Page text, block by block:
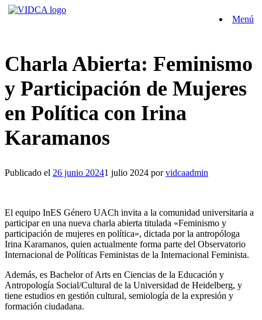
Saltar
Menú
Charla Abierta: Feminismo
y Participación de Mujeres
en Política con Irina
Karamanos
Publicado el 26 junio 20241 julio 2024 porvidcaadmin
El equipo InES Género UACh invita a la comunidad universitaria a
participar en una nueva charla abierta titulada «Feminismo y
participación de mujeres en política», dictada por la antropóloga
Irina Karamanos, quien actualmente forma parte del Observatorio
Internacional de Políticas Feministas de la Internacional Feminista.
Además, es Bachelor of Arts en Ciencias de la Educación y
Antropología Social/Cultural de la Universidad de Heidelberg, y
tiene estudios en gestión cultural, semiología de la expresión y
formación ciudadana.